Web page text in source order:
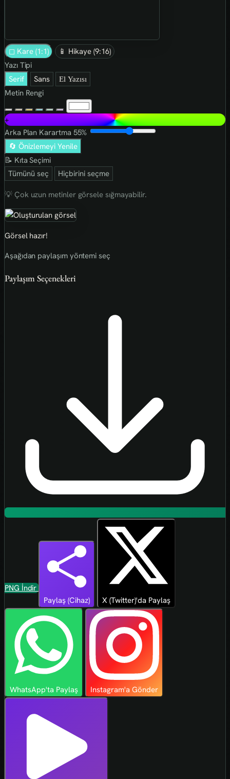
◻ Kare (1:1)
📱 Hikaye (9:16)
Yazı Tipi
Serif
Sans El Yazısı
Metin Rengi
+
Arka Plan Karartma 55%
🔄 Önizlemeyi Yenile
📝 Kıta Seçimi
Tümünü seç
Hiçbirini seçme
💡 Çok uzun metinler görsele sığmayabilir.
Görsel hazır!
Aşağıdan paylaşım yöntemi seç
Paylaşım Seçenekleri
PNG İndir
Paylaş (Cihaz)
X (Twitter)'da Paylaş
WhatsApp'ta Paylaş Instagram'a Gönder